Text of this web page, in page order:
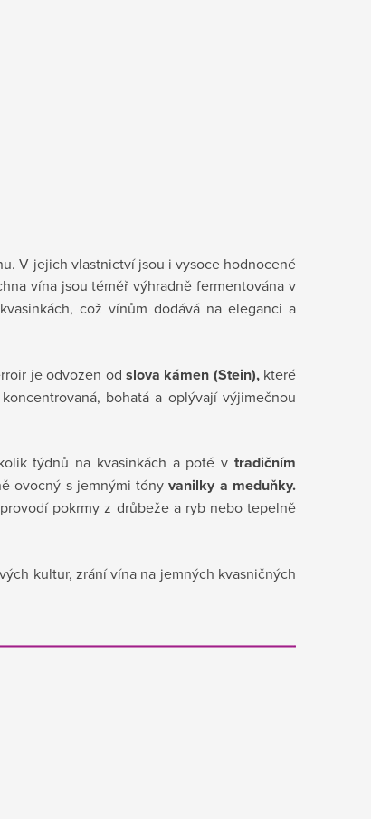
V jejich vlastnictví jsou i vysoce hodnocené
vína jsou téměř výhradně fermentována v
což vínům dodává na eleganci a
je odvozen od slova kámen (Stein),které
bohatá a oplývají výjimečnou
týdnů na kvasinkách a poté vtradičním
ovocný s jemnými tónyvanilky a meduňky.
pokrmy z drůbeže a ryb nebo tepelně
kultur, zrání vína na jemných kvasničných